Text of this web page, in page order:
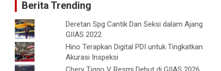
Berita Trending
Deretan Spg Cantik Dan Seksi dalam Ajang
GIIAS 2022
Hino Terapkan Digital PDI untuk Tingkatkan
Akurasi Inspeksi